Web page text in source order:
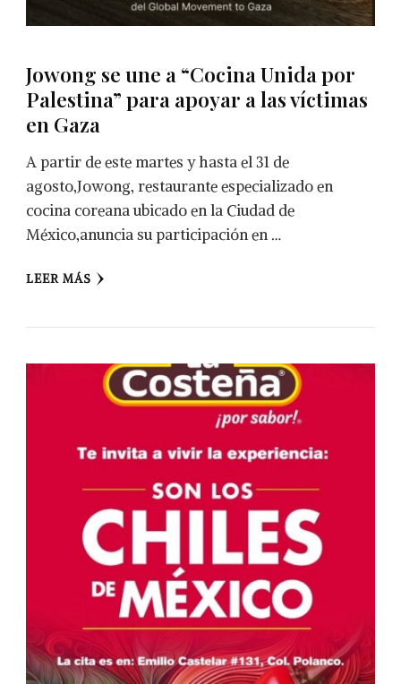
Jowong se une a “Cocina Unida por
Palestina” para apoyar a las víctimas
en Gaza
A partir de este martes y hasta el 31 de
agosto,Jowong, restaurante especializado en
cocina coreana ubicado en la Ciudad de
México,anuncia su participación en …
LEER MÁS